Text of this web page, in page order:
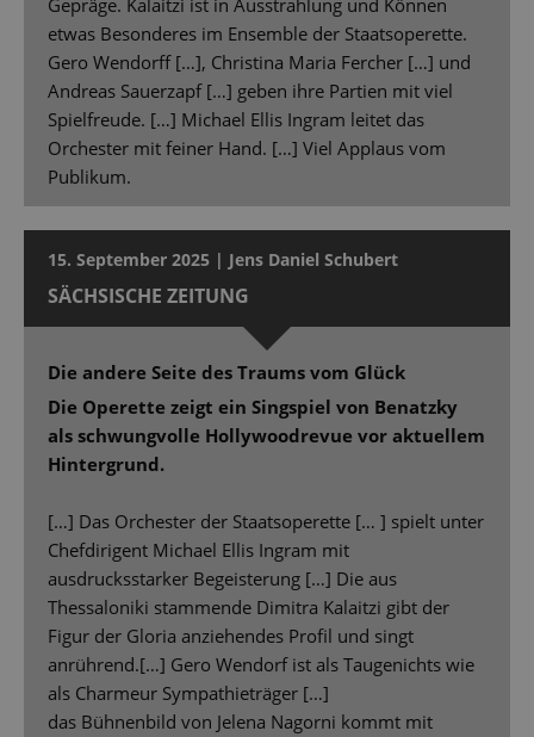
Gepräge. Kalaitzi ist in Ausstrahlung und Können
etwas Besonderes im Ensemble der Staatsoperette.
Gero Wendorff […], Christina Maria Fercher […] und
Andreas Sauerzapf […] geben ihre Partien mit viel
Spielfreude. […] Michael Ellis Ingram leitet das
Orchester mit feiner Hand. […] Viel Applaus vom
Publikum.
15. September 2025 | Jens Daniel Schubert
SÄCHSISCHE ZEITUNG
Die andere Seite des Traums vom Glück
Die Operette zeigt ein Singspiel von Benatzky
als schwungvolle Hollywoodrevue vor aktuellem
Hintergrund.
[…] Das Orchester der Staatsoperette [… ] spielt unter
Chefdirigent Michael Ellis Ingram mit
ausdrucksstarker Begeisterung […] Die aus
Thessaloniki stammende Dimitra Kalaitzi gibt der
Figur der Gloria anziehendes Profil und singt
anrührend.[…] Gero Wendorf ist als Taugenichts wie
als Charmeur Sympathieträger […]
das Bühnenbild von Jelena Nagorni kommt mit